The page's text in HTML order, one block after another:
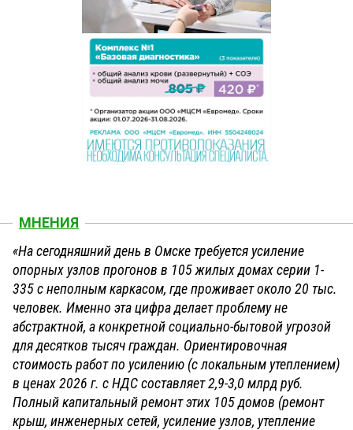
МНЕНИЯ
«На сегодняшний день в Омске требуется усиление
опорных узлов прогонов в 105 жилых домах серии 1-
335 с неполным каркасом, где проживает около 20 тыс.
человек. Именно эта цифра делает проблему не
абстрактной, а конкретной социально-бытовой угрозой
для десятков тысяч граждан. Ориентировочная
стоимость работ по усилению (с локальным утеплением)
в ценах 2026 г. с НДС составляет 2,9-3,0 млрд руб.
Полный капитальный ремонт этих 105 домов (ремонт
крыш, инженерных сетей, усиление узлов, утепление